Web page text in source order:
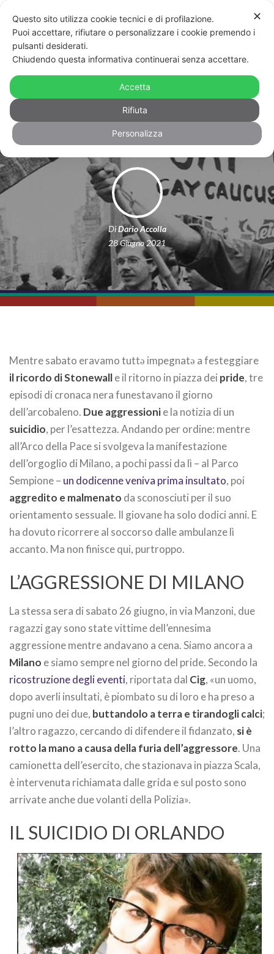
Stonewall ce lo insegna: non si deve
piacere alla società omo-transfobica,
ma combatterla
DiDario Accolla
28 Giugno 2021
Mentre sabato eravamo tuttə impegnatə a festeggiare
il ricordo di Stonewalle il ritorno in piazza dei pride, tre
episodi di cronaca nera funestavano il giorno
dell’arcobaleno. Due aggressionie la notizia di un
suicidio, per l’esattezza. Andando per ordine: mentre
all’Arco della Pace si svolgeva la manifestazione
dell’orgoglio di Milano, a pochi passi da lì – al Parco
Sempione – un dodicenne veniva prima insultato, poi
aggredito e malmenato da sconosciuti per il suo
orientamento sessuale. Il giovane ha solo dodici anni. E
ha dovuto ricorrere al soccorso dalle ambulanze lì
accanto. Ma non finisce qui, purtroppo.
L’AGGRESSIONE DI MILANO
La stessa sera di sabato 26 giugno, in via Manzoni, due
ragazzi gay sono state vittime dell’ennesima
aggressione mentre andavano a cena. Siamo ancora a
Milano e siamo sempre nel giorno del pride. Secondo la
ricostruzione degli eventi, riportata dal Cig, «un uomo,
dopo averli insultati, è piombato su di loro e ha preso a
pugni uno dei due, buttandolo a terra e tirandogli calci;
l’altro ragazzo, cercando di difendere il fidanzato, si è
rotto la mano a causa della furia dell’aggressore. Una
camionetta dell’esercito, che stazionava in piazza Scala,
è intervenuta richiamata dalle grida e sul posto sono
arrivate anche due volanti della Polizia».
IL SUICIDIO DI ORLANDO
✕
Questo sito utilizza cookie tecnici e di profilazione.
Puoi accettare, rifiutare o personalizzare i cookie premendo i
pulsanti desiderati.
Chiudendo questa informativa continuerai senza accettare.
Accetta
Rifiuta
Personalizza